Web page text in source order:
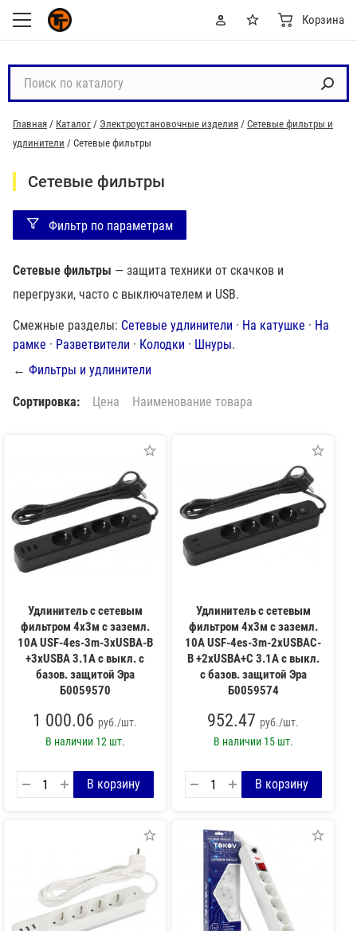
Корзина
с
к
п
о
к
а
г
у
Главная / Каталог / Электроустановочные изделия / Сетевые фильтры и
удлинители / Сетевые фильтры
Сетевые фильтры
Фильтр по параметрам
Сетевые фильтры — защита техники от скачков и
перегрузки, часто с выключателем и USB.
Смежные разделы: Сетевые удлинители · На катушке · На
рамке · Разветвители · Колодки · Шнуры.
← Фильтры и удлинители
Сортировка: Цена Наименование товара
Удлинитель с сетевым
фильтром 4х3м с заземл.
10А USF-4es-3m-3xUSBA-B
+3xUSBA 3.1A с выкл. с
базов. защитой Эра
Б0059570
1 000.06 руб./шт.
В наличии 12 шт.
Удлинитель с сетевым
фильтром 4х3м с заземл.
10А USF-4es-3m-2xUSBAC-
B +2xUSBA+C 3.1A с выкл.
с базов. защитой Эра
Б0059574
952.47 руб./шт.
В наличии 15 шт.